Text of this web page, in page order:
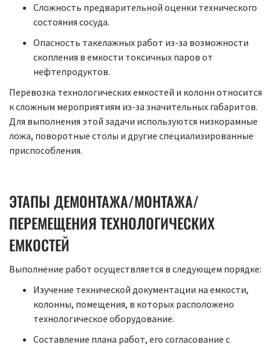
Сложность предварительной оценки технического
состояния сосуда.
Опасность такелажных работ из-за возможности
скопления в емкости токсичных паров от
нефтепродуктов.
Перевозка технологических емкостей и колонн относится
к сложным мероприятиям из-за значительных габаритов.
Для выполнения этой задачи используются низкорамные
ложа, поворотные столы и другие специализированные
приспособления.
ЭТАПЫ ДЕМОНТАЖА/МОНТАЖА/
ПЕРЕМЕЩЕНИЯ ТЕХНОЛОГИЧЕСКИХ
ЕМКОСТЕЙ
Выполнение работ осуществляется в следующем порядке:
Изучение технической документации на емкости,
колонны, помещения, в которых расположено
технологическое оборудование.
Составление плана работ, его согласование с